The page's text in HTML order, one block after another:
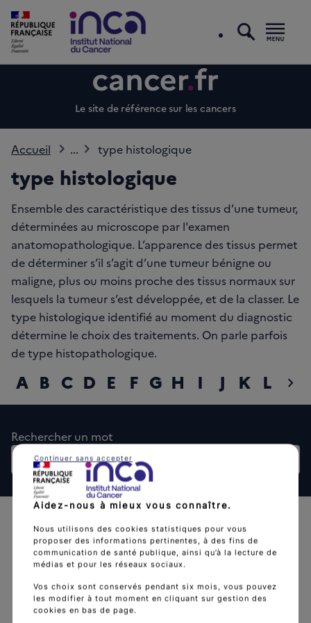
Le site de référence sur les cancers
Accueil ... type histologique
type histologique
Ensemble des caractéristique des tissus d’une tumeur,
déterminées au microscope par l'examen
anatomopathologique. L’apparence des tissus permet
de déterminer s’il s’agit d’une tumeur bénigne ou
maligne, plus ou moins proche des tissus normaux sur
lesquels la tumeur s’est développée, et de la classer. Le
type histologique identifié au moment du diagnostic
détermine le choix des traitements. On parle parfois
de type histopathologique.
chevron_right
A B C D E F G H I J K L M
Rechercher un mot
L'Institut national du cancer est l’agence d'expertise
sanitaire et scientifique en cancérologie de l’État.
Aidez-nous à mieux vous connaître.
Nous utilisons des cookies statistiques pour vous
proposer des informations pertinentes, à des fins de
communication de santé publique, ainsi qu’à la lecture de
médias et pour les réseaux sociaux.
Vos choix sont conservés pendant six mois, vous pouvez
les modifier à tout moment en cliquant sur gestion des
cookies en bas de page.
Continuer sans accepter